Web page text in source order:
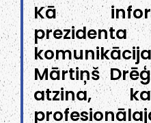
Kā
prezidenta
Mārtiņš
atzina,